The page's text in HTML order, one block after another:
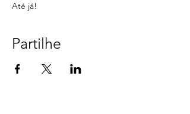
Até já!
Partilhe